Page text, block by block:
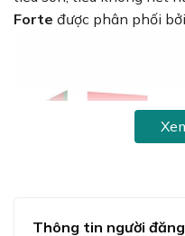
Forte được phân phối
Thông tin người đăng